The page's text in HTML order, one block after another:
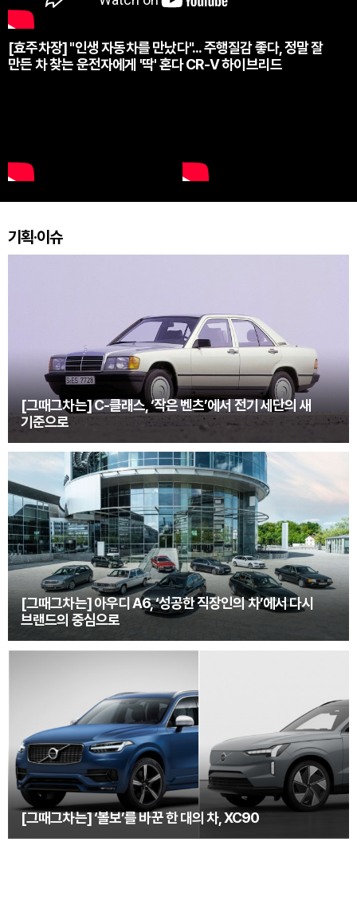
[효주차장] "인생 자동차를 만났다"... 주행질감 좋다, 정말 잘
만든 차 찾는 운전자에게 '딱' 혼다 CR-V 하이브리드
기획·이슈
[그때그차는] C-클래스, ‘작은 벤츠’에서 전기 세단의 새
기준으로
[그때그차는] 아우디 A6, ‘성공한 직장인의 차’에서 다시
브랜드의 중심으로
[그때그차는] ‘볼보’를 바꾼 한 대의 차, XC90